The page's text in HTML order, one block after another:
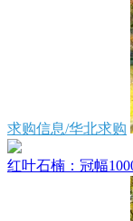
求购信息/华北求购
红叶石楠：冠幅